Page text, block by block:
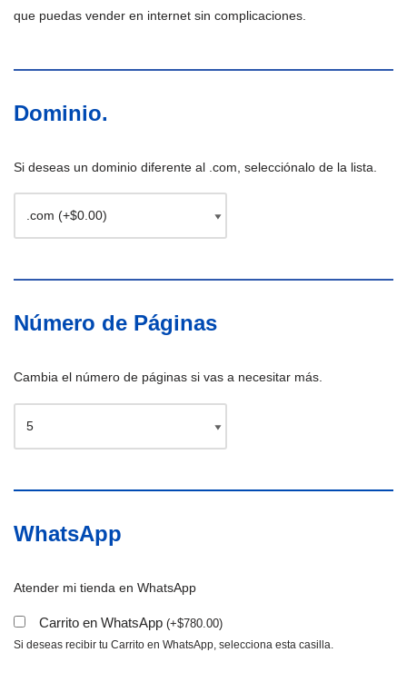
que puedas vender en internet sin complicaciones.
Dominio.
Si deseas un dominio diferente al .com, selecciónalo de la lista.
Número de Páginas
Cambia el número de páginas si vas a necesitar más.
WhatsApp
Atender mi tienda en WhatsApp
Carrito en WhatsApp (+$780.00)
Si deseas recibir tu Carrito en WhatsApp, selecciona esta casilla.